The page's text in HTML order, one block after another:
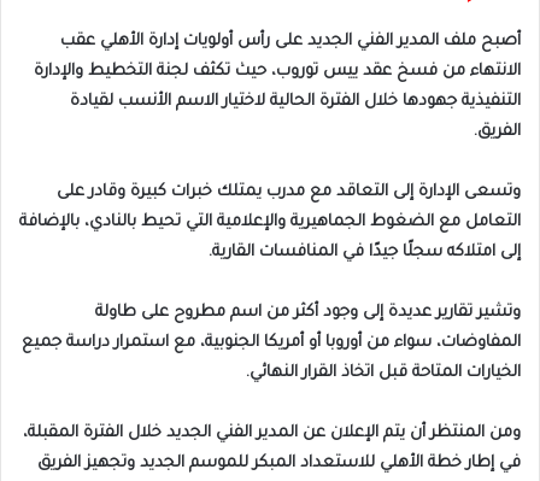
أصبح ملف المدير الفني الجديد على رأس أولويات إدارة الأهلي عقب
الانتهاء من فسخ عقد ييس توروب، حيث تكثف لجنة التخطيط والإدارة
التنفيذية جهودها خلال الفترة الحالية لاختيار الاسم الأنسب لقيادة
الفريق.
وتسعى الإدارة إلى التعاقد مع مدرب يمتلك خبرات كبيرة وقادر على
التعامل مع الضغوط الجماهيرية والإعلامية التي تحيط بالنادي، بالإضافة
إلى امتلاكه سجلًا جيدًا في المنافسات القارية.
وتشير تقارير عديدة إلى وجود أكثر من اسم مطروح على طاولة
المفاوضات، سواء من أوروبا أو أمريكا الجنوبية، مع استمرار دراسة جميع
الخيارات المتاحة قبل اتخاذ القرار النهائي.
ومن المنتظر أن يتم الإعلان عن المدير الفني الجديد خلال الفترة المقبلة،
في إطار خطة الأهلي للاستعداد المبكر للموسم الجديد وتجهيز الفريق